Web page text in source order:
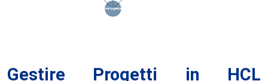
Gestire Progetti in HCL